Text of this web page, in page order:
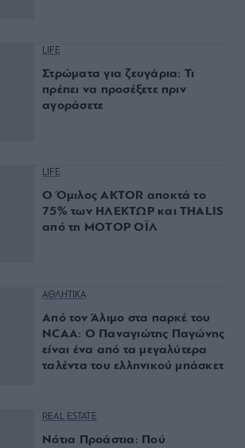
LIFE
Στρώματα για ζευγάρια: Τι
πρέπει να προσέξετε πριν
αγοράσετε
LIFE
Ο Όμιλος AKTOR αποκτά το
75% των ΗΛΕΚΤΩΡ και THALIS
από τη ΜΟΤΟΡ ΟΪΛ
ΑΘΛΗΤΙΚΑ
Από τον Άλιμο στα παρκέ του
NCAA: Ο Παναγιώτης Παγώνης
είναι ένα από τα μεγαλύτερα
ταλέντα του ελληνικού μπάσκετ
REAL ESTATE
Νότια Προάστια: Πού